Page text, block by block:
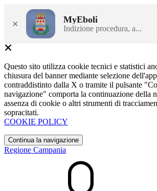
× MyEboli
Indizione procedura, a...
Questo sito utilizza cookie tecnici e statistici
chiusura del banner mediante selezione
contraddistinto dalla X o tramite il pulsante
navigazione" comporta la continuazione della
assenza di cookie o altri strumenti di
sopracitati.
COOKIE POLICY
Continua la navigazione
Regione Campania